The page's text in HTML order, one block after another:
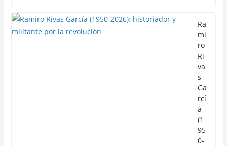
Ra
mi
ro
Ri
va
s
Ga
rcí
a
(1
95
0-